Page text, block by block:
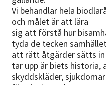
Vi behandlar hela
och målet är att lära
sig att förstå hur
tyda de tecken
att rätt åtgärder sätts
tar upp är biets historia,
skyddskläder,